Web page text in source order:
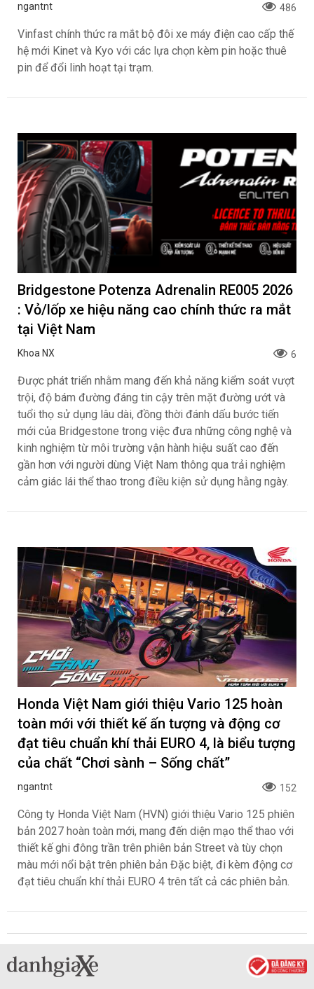
ngantnt 486
Vinfast chính thức ra mắt bộ đôi xe máy điện cao cấp thế
hệ mới Kinet và Kyo với các lựa chọn kèm pin hoặc thuê
pin để đổi linh hoạt tại trạm.
Bridgestone Potenza Adrenalin RE005 2026
: Vỏ/lốp xe hiệu năng cao chính thức ra mắt
tại Việt Nam
Khoa NX 6
Được phát triển nhằm mang đến khả năng kiểm soát vượt
trội, độ bám đường đáng tin cậy trên mặt đường ướt và
tuổi thọ sử dụng lâu dài, đồng thời đánh dấu bước tiến
mới của Bridgestone trong việc đưa những công nghệ và
kinh nghiệm từ môi trường vận hành hiệu suất cao đến
gần hơn với người dùng Việt Nam thông qua trải nghiệm
cảm giác lái thể thao trong điều kiện sử dụng hằng ngày.
Honda Việt Nam giới thiệu Vario 125 hoàn
toàn mới với thiết kế ấn tượng và động cơ
đạt tiêu chuẩn khí thải EURO 4, là biểu tượng
của chất “Chơi sành – Sống chất”
ngantnt 152
Công ty Honda Việt Nam (HVN) giới thiệu Vario 125 phiên
bản 2027 hoàn toàn mới, mang đến diện mạo thể thao với
thiết kế ghi đông trần trên phiên bản Street và tùy chọn
màu mới nổi bật trên phiên bản Đặc biệt, đi kèm động cơ
đạt tiêu chuẩn khí thải EURO 4 trên tất cả các phiên bản.